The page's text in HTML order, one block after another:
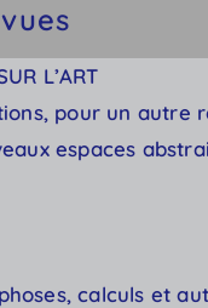
L’ART
pour un autre
espaces
calculs et